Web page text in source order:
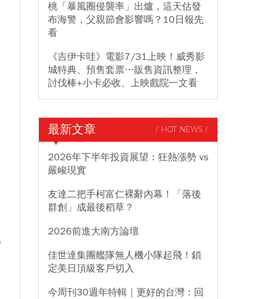
桃「暴風圈侵襲率」出爐，這天估發
布海警，父親節會影響嗎？10日報先
看
《吉伊卡哇》電影7/31上映！威秀影
城特典、預售套票…販售資訊整理，
討伐棒+小卡必收、上映戲院一文看
最新文章 / HOT NEWS /
2026年下半年投資展望：狂熱漲勢 vs
嚴峻現實
友達二把手柯富仁裸辭內幕！「落後
群創」成最後稻草？
2026前進大南方論壇
佳世達集團艦隊無人機小隊起飛！鎖
定美日頂級客戶切入
今周刊30週年特輯｜更好的台灣：回